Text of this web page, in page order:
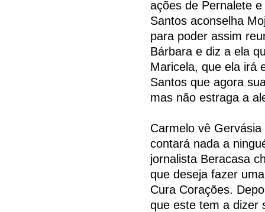
ações de Pernalete
Santos aconselha
para poder assim
Bárbara e diz a ela
Maricela, que ela irá
Santos que agora
mas não estraga a
Carmelo vê
contará nada a
jornalista Beracasa
que deseja fazer
Cura Corações.
que este tem a dizer